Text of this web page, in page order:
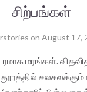
சிற்பங்கள்
on August 17,
மரங்கள்.
சலசலக்கும்